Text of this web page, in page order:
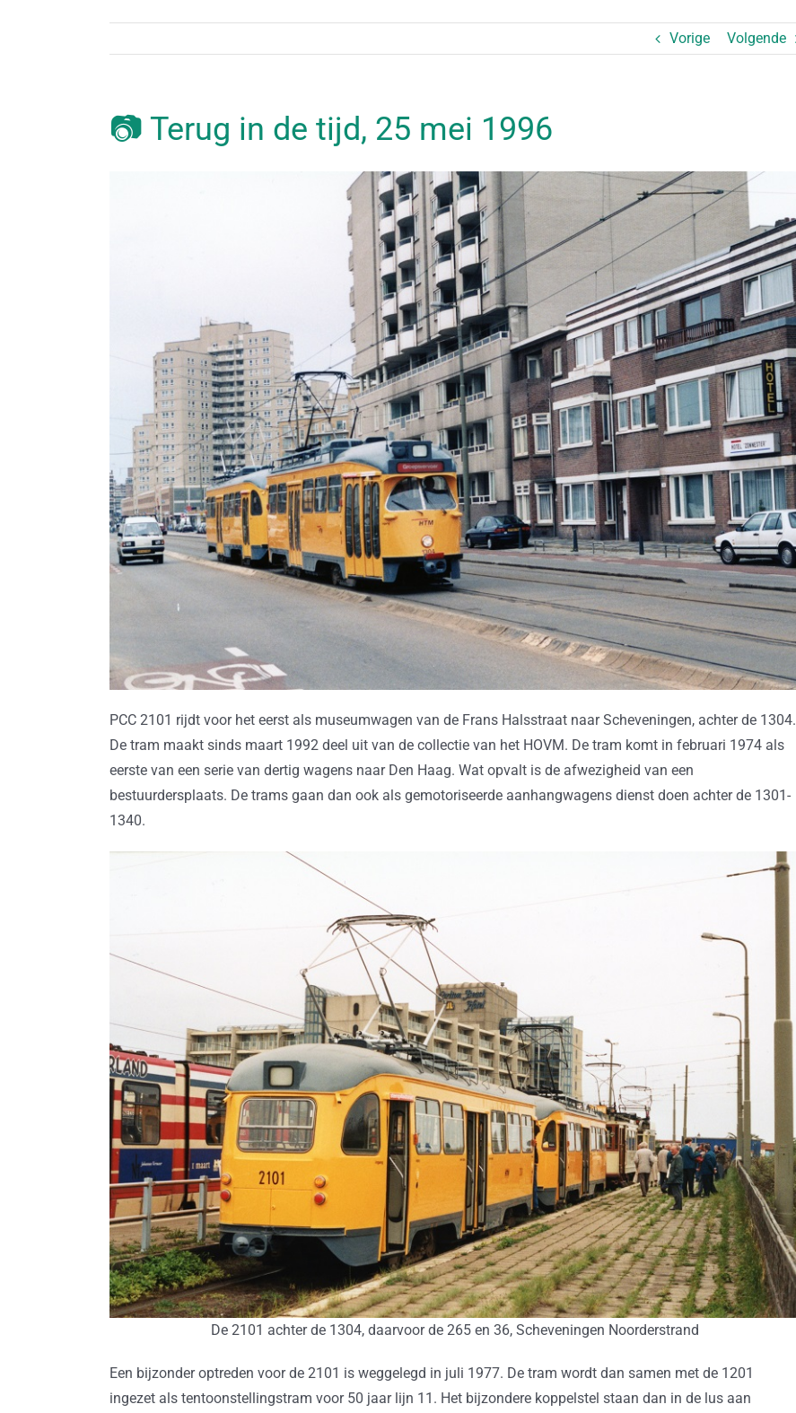
Vorige Volgende
📷 Terug in de tijd, 25 mei 1996
PCC 2101 rijdt voor het eerst als museumwagen van de Frans Halsstraat naar Scheveningen, achter de 1304.
De tram maakt sinds maart 1992 deel uit van de collectie van het HOVM. De tram komt in februari 1974 als
eerste van een serie van dertig wagens naar Den Haag. Wat opvalt is de afwezigheid van een
bestuurdersplaats. De trams gaan dan ook als gemotoriseerde aanhangwagens dienst doen achter de 1301-
1340.
De 2101 achter de 1304, daarvoor de 265 en 36, Scheveningen Noorderstrand
Een bijzonder optreden voor de 2101 is weggelegd in juli 1977. De tram wordt dan samen met de 1201
ingezet als tentoonstellingstram voor 50 jaar lijn 11. Het bijzondere koppelstel staan dan in de lus aan